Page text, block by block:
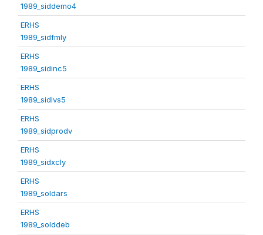
1989_siddemo4
ERHS
1989_sidfmly
ERHS
1989_sidinc5
ERHS
1989_sidlvs5
ERHS
1989_sidprodv
ERHS
1989_sidxcly
ERHS
1989_soldars
ERHS
1989_solddeb